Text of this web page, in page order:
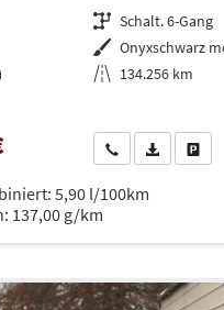
Getriebe Schalt. 6-Gang
Außenfarbe Onyxschwarz
Kilometerstand 134.256 km
Wir rufen Sie an
PDF-
5,90 l/100km
137,00 g/km